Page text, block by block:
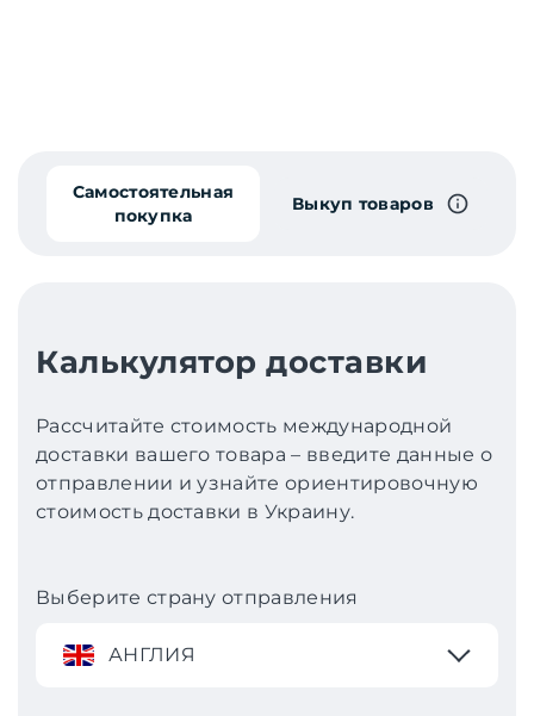
Самостоятельная
покупка
Выкуп товаров
Калькулятор доставки
Рассчитайте стоимость международной
доставки вашего товара – введите данные о
отправлении и узнайте ориентировочную
стоимость доставки в Украину.
Выберите страну отправления
АНГЛИЯ